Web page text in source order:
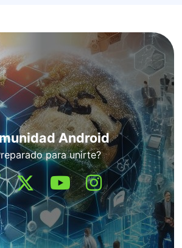
Android
para unirte?